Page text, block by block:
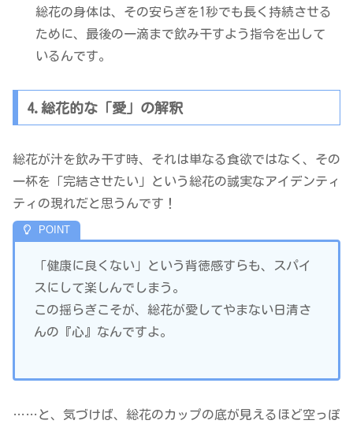
総花の身体は、その安らぎを1秒でも長く持続させる
ために、最後の一滴まで飲み干すよう指令を出して
いるんです。
4.総花的な「愛」の解釈
総花が汁を飲み干す時、それは単なる食欲ではなく、その
一杯を「完結させたい」という総花の誠実なアイデンティ
ティの現れだと思うんです！
「健康に良くない」という背徳感すらも、スパイ
スにして楽しんでしまう。
この揺らぎこそが、総花が愛してやまない日清さ
んの『心』なんですよ。
……と、気づけば、総花のカップの底が見えるほど空っぽ